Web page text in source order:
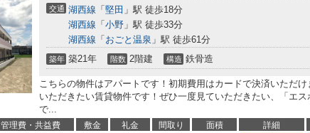
交通 湖西線 「 堅田 」駅 徒歩18分
湖西線 「 小野 」駅 徒歩33分
湖西線 「 おごと温泉 」駅 徒歩61分
築年 築21年 階数 2階建 構造 鉄骨造
こちらの物件はアパートです！初期費用はカードで決済いただけ
いただきたい賃貸物件です！ぜひ一度見ていただきたい、「エス
で...
管理費・共益費 敷金 礼金 間取り 面積 詳細